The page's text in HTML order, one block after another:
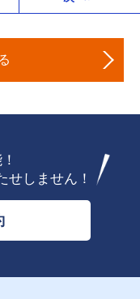
せしません！